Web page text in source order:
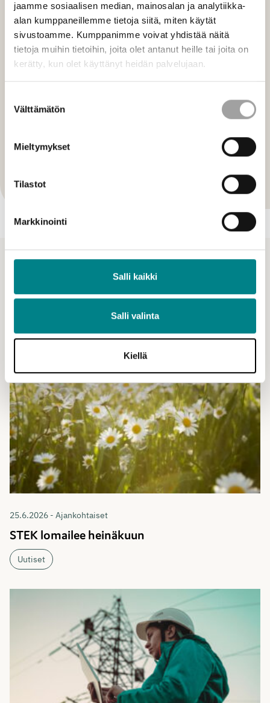
jaamme sosiaalisen median, mainosalan ja analytiikka-
alan kumppaneillemme tietoja siitä, miten käytät
sivustoamme. Kumppanimme voivat yhdistää näitä
tietoja muihin tietoihin, joita olet antanut heille tai joita on
kerätty, kun olet käyttänyt heidän palvelujaan.
valinta
Välttämätön
Mieltymykset
Tilastot
Markkinointi
Salli kaikki
Salli valinta
Kiellä
Kiinteistötiedon ja IoT-ratkaisujen hallinta
Katso myös
Katso kaikki ajankohtaiset
25.6.2026 - Ajankohtaiset
STEK lomailee heinäkuun
Uutiset